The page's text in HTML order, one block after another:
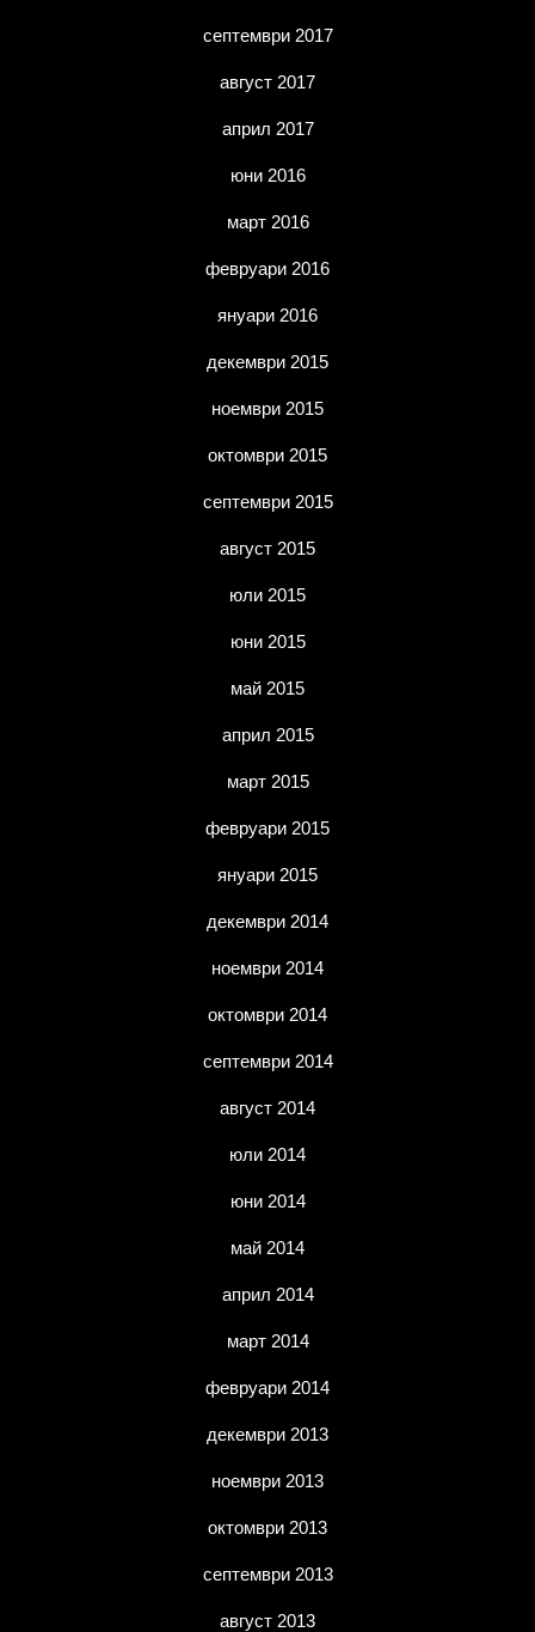
септември 2017
август 2017
април 2017
юни 2016
март 2016
февруари 2016
януари 2016
декември 2015
ноември 2015
октомври 2015
септември 2015
август 2015
юли 2015
юни 2015
май 2015
април 2015
март 2015
февруари 2015
януари 2015
декември 2014
ноември 2014
октомври 2014
септември 2014
август 2014
юли 2014
юни 2014
май 2014
април 2014
март 2014
февруари 2014
декември 2013
ноември 2013
октомври 2013
септември 2013
август 2013